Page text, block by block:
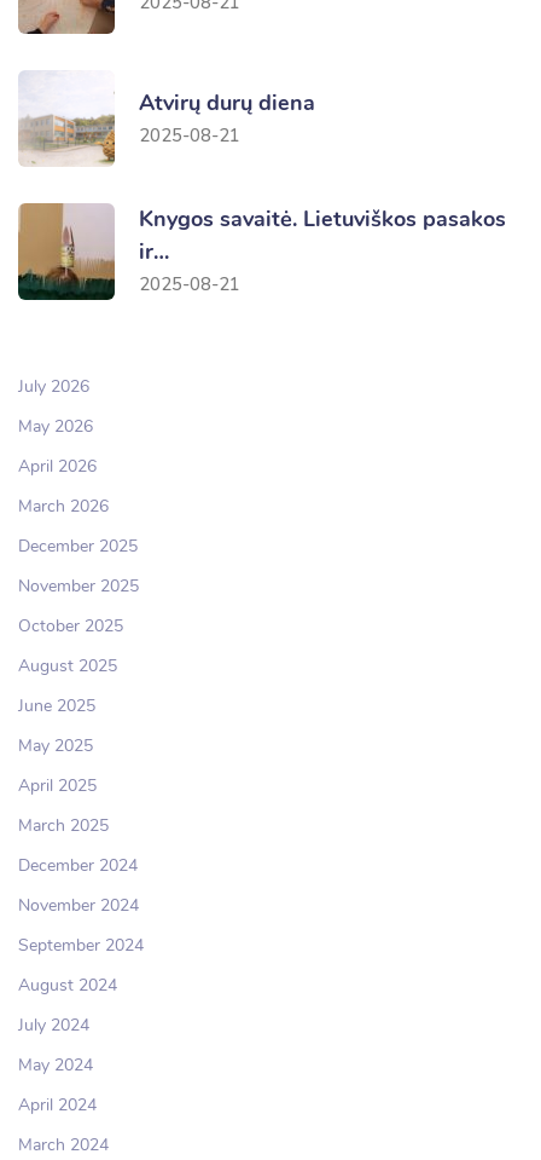
Atvirų durų diena
2025-08-21
Knygos savaitė. Lietuviškos pasakos
ir…
2025-08-21
July 2026
May 2026
April 2026
March 2026
December 2025
November 2025
October 2025
August 2025
June 2025
May 2025
April 2025
March 2025
December 2024
November 2024
September 2024
August 2024
July 2024
May 2024
April 2024
March 2024